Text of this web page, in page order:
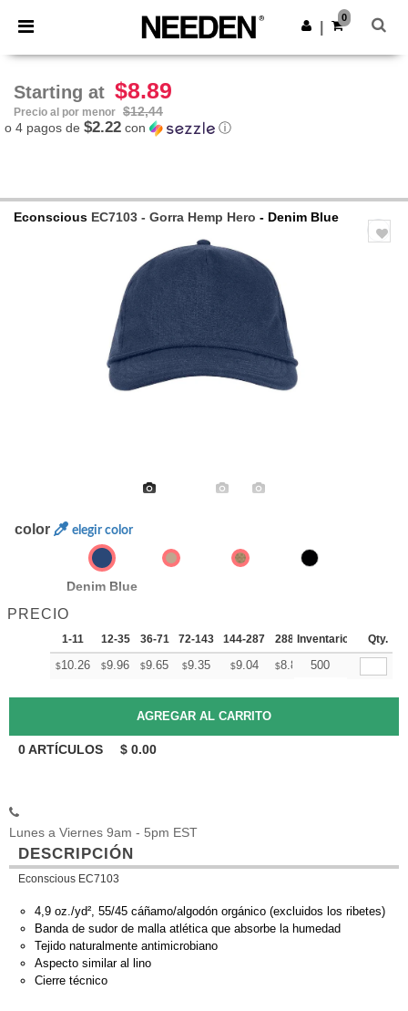
× App de Needen
¡Mejores precios en app!
Descargar app
0
Starting at $8.89
Precio al por menor $12,44
o 4 pagos de $2.22 con ⓘ
Econscious EC7103 - Gorra Hemp Hero - Denim Blue
color elegir color
Denim Blue
PRECIO
1-11 12-35 36-71 72-143 144-287 288 + Mas
Inventario Qty.
$10.26 $9.96 $9.65 $9.35 $9.04 $8.89 +
500
0ARTÍCULOS $ 0.00
Lunes a Viernes 9am - 5pm EST
DESCRIPCIÓN
Econscious EC7103
4,9 oz./yd², 55/45 cáñamo/algodón orgánico (excluidos los ribetes)
Banda de sudor de malla atlética que absorbe la humedad
Tejido naturalmente antimicrobiano
Aspecto similar al lino
Cierre técnico